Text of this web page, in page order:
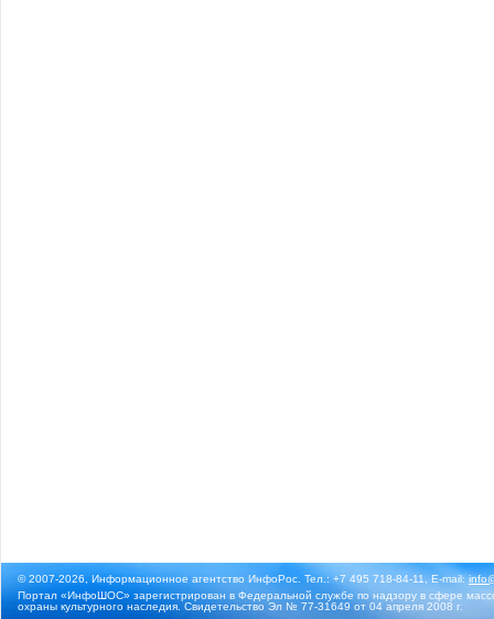
© 2007-2026, Информационное агентство ИнфоРос. Тел.: +7 495 718-84-11, E-mail:
Портал «ИнфоШОС» зарегистрирован в Федеральной службе по надзору в сфере
охраны культурного наследия. Свидетельство Эл № 77-31649 от 04 апреля 2008 г.